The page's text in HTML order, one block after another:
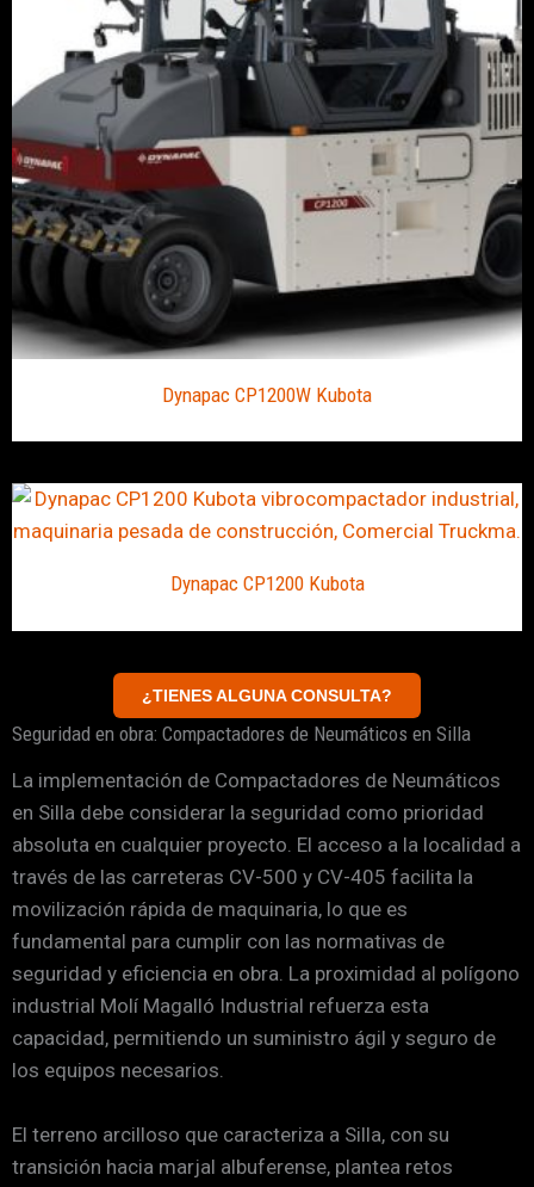
Dynapac CP1200W Kubota
Dynapac CP1200 Kubota
¿TIENES ALGUNA CONSULTA?
Seguridad en obra: Compactadores de Neumáticos en Silla
La implementación de Compactadores de Neumáticos
en Silla debe considerar la seguridad como prioridad
absoluta en cualquier proyecto. El acceso a la localidad a
través de las carreteras CV-500 y CV-405 facilita la
movilización rápida de maquinaria, lo que es
fundamental para cumplir con las normativas de
seguridad y eficiencia en obra. La proximidad al polígono
industrial Molí Magalló Industrial refuerza esta
capacidad, permitiendo un suministro ágil y seguro de
los equipos necesarios.
El terreno arcilloso que caracteriza a Silla, con su
transición hacia marjal albuferense, plantea retos